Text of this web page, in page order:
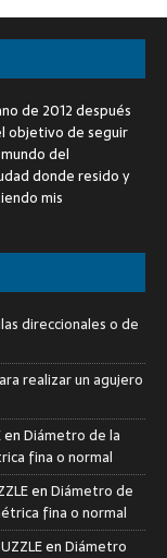
de 2012 después
objetivo de seguir
del
donde resido y
mis
direccionales o de
realizar un agujero
enDiámetro de la
fina o normal
enDiámetro de
fina o normal
enDiámetro